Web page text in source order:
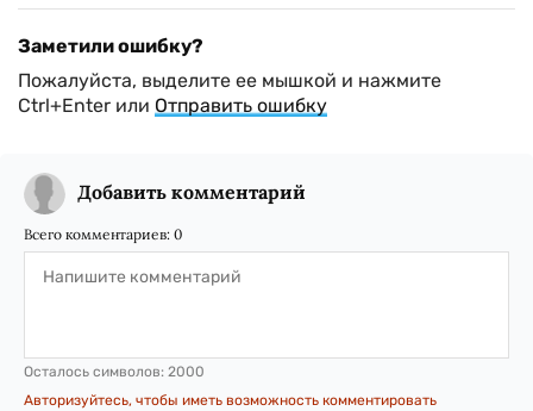
Заметили ошибку?
Пожалуйста, выделите ее мышкой и нажмите
Ctrl+Enter или Отправить ошибку
Добавить комментарий
Всего комментариев: 0
Осталось символов: 2000
Авторизуйтесь, чтобы иметь возможность комментировать